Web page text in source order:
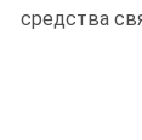
средства